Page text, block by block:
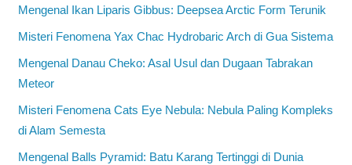
Mengenal Ikan Liparis Gibbus: Deepsea Arctic Form Terunik
Misteri Fenomena Yax Chac Hydrobaric Arch di Gua Sistema
Mengenal Danau Cheko: Asal Usul dan Dugaan Tabrakan
Meteor
Misteri Fenomena Cats Eye Nebula: Nebula Paling Kompleks
di Alam Semesta
Mengenal Balls Pyramid: Batu Karang Tertinggi di Dunia